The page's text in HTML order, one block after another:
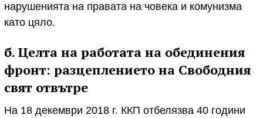
нарушенията на правата на човека и комунизма
като цяло.
б. Целта на работата на обединения
фронт: разцеплението на Свободния
свят отвътре
На 18 декември 2018 г. ККП отбелязва 40 години